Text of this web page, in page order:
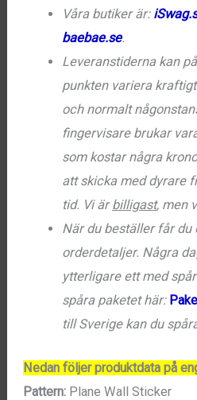
Våra butiker är:
baebae.se.
Leveranstiderna kan
punkten variera
och normalt
fingervisare brukar
som kostar några
att skicka med dyrare
tid. Vi ärbilligast, men
När du beställer får du
orderdetaljer. Några
ytterligare ett med
spåra paketet här:
till Sverige kan du
Nedan följer produktdata på
Pattern:Plane Wall Sticker